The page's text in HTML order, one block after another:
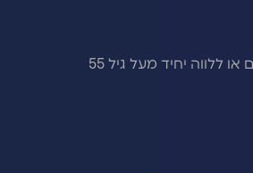
או ללווה יחיד מעל גיל 55